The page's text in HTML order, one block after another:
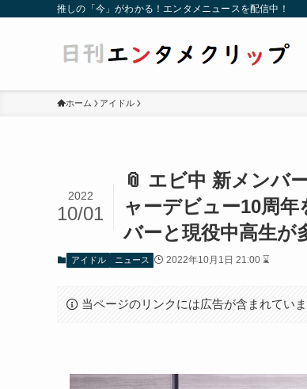
推しの「今」がわかる！エンタメニュースを配信中！
ホーム アイドル
📎 エビ中 新メンバ
ャーデビュー10周
バーと現役中高生が
2022
10/01
アイドル ニュース 2022年10月1日 21:00 ⌛
当ページのリンクには広告が含まれていま